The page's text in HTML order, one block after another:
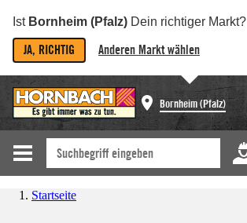
Ist Bornheim (Pfalz) Dein richtiger Markt?
JA, RICHTIG Anderen Markt wählen
Bornheim (Pfalz)
Startseite